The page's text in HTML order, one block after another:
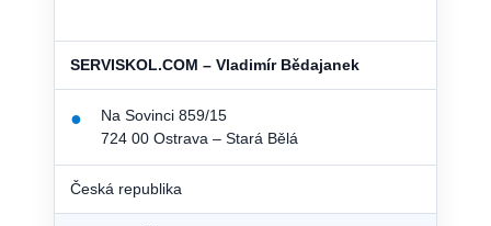
SERVISKOL.COM – Vladimír Bědajanek
●
Na Sovinci 859/15
724 00 Ostrava – Stará Bělá
Česká republika